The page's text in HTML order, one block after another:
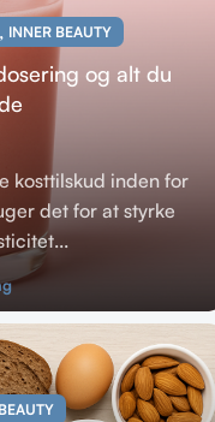
INNER BEAUTY
og alt du
kosttilskud inden for
det for at styrke